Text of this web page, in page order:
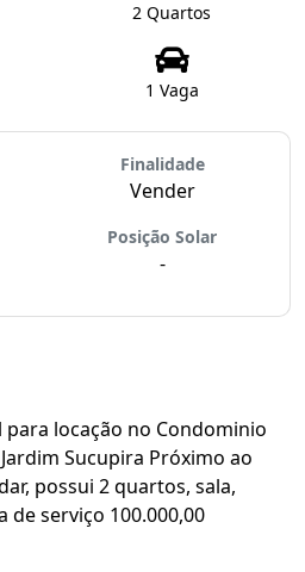
2 Quartos
1 Vaga
Finalidade
Vender
Posição Solar
-
locação no Condominio
Sucupira Próximo ao
possui 2 quartos, sala,
de serviço 100.000,00